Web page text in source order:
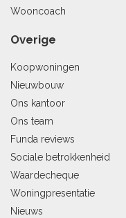
Wooncoach
Overige
Koopwoningen
Nieuwbouw
Ons kantoor
Ons team
Funda reviews
Sociale betrokkenheid
Waardecheque
Woningpresentatie
Nieuws